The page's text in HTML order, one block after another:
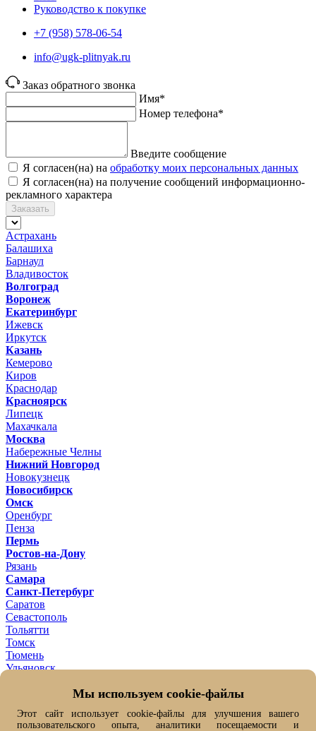
Руководство к покупке
+7 (958) 578-06-54
info@ugk-plitnyak.ru
Заказ обратного звонка
Имя*
Номер телефона*
Введите сообщение
Я согласен(на) на обработку моих персональных данных
Я согласен(на) на получение сообщений информационно-
рекламного характера
Заказать
Астрахань
Балашиха
Барнаул
Владивосток
Волгоград
Воронеж
Екатеринбург
Ижевск
Иркутск
Казань
Кемерово
Киров
Краснодар
Красноярск
Липецк
Махачкала
Москва
Набережные Челны
Нижний Новгород
Новокузнецк
Новосибирск
Омск
Оренбург
Пенза
Пермь
Ростов-на-Дону
Рязань
Самара
Санкт-Петербург
Саратов
Севастополь
Тольятти
Томск
Тюмень
Ульяновск
Ярославль
Мы используем cookie-файлы
Этот сайт использует cookie-файлы для улучшения вашего
пользовательского опыта, аналитики посещаемости и